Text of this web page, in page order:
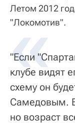
Летом 2012
"Локомотив".
"Если
клубе видят
схему он
Самедовым.
но возраст